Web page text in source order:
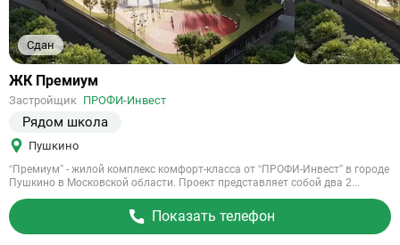
Сдан
Ссылка
объект
ЖК Премиум
Застройщик ПРОФИ-Инвест
Рядом школа
Пушкино
“Премиум” - жилой комплекс комфорт-класса от “ПРОФИ-Инвест” в городе
Пушкино в Московской области. Проект представляет собой два 2...
Показать телефон